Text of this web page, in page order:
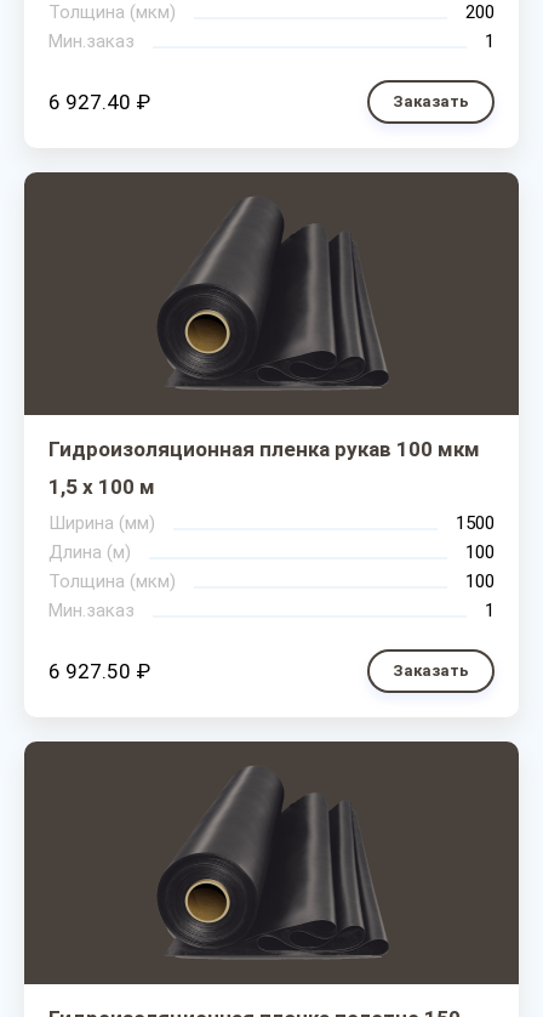
Толщина (мкм)
200
Мин.заказ
1
6 927.40 ₽ Заказать
Гидроизоляционная пленка рукав 100 мкм
1,5 х 100 м
Ширина (мм)
1500
Длина (м)
100
Толщина (мкм)
100
Мин.заказ
1
6 927.50 ₽ Заказать